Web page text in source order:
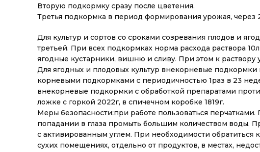
Вторую подкормку сразу после цветения.
Третья подкормка в период формирования урожая, через
Для культур и сортов со сроками созревания плодов и
третьей. При всех подкормках норма расхода раствора
ягодные кустарники, вишню и сливу. При этом к раствору
Для ягодных и плодовых культур внекорневые
корневыми подкормками с периодичностью 1раз в 23
внекорневые подкормки с обработкой препаратами
ложке с горкой 2022г, в спичечном коробке 1819г.
Меры безопасности:при работе пользоваться
попадании в глаза промыть большим количеством воды.
с активированным углем. При необходимости обратиться
сухих помещениях, отдельно от продуктов, в местах,